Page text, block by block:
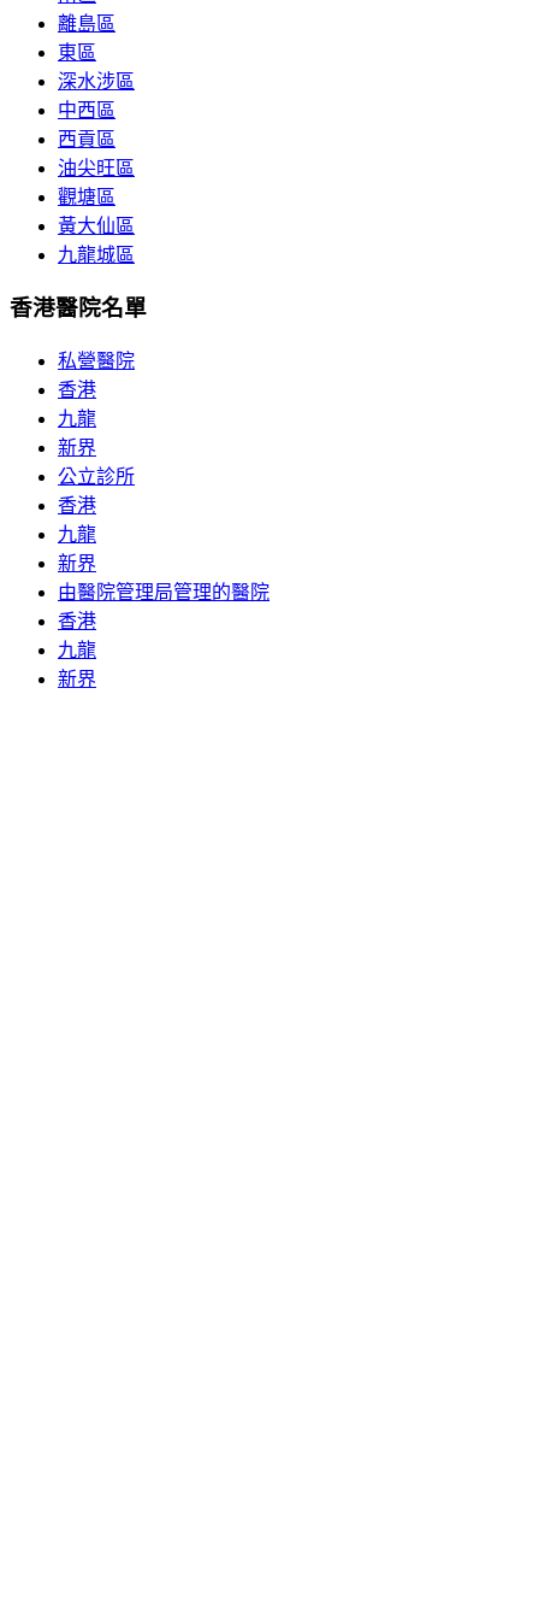
離島區
東區
深水涉區
中西區
西貢區
油尖旺區
觀塘區
黃大仙區
九龍城區
香港醫院名單
私營醫院
香港
九龍
新界
公立診所
香港
九龍
新界
由醫院管理局管理的醫院
香港
九龍
新界